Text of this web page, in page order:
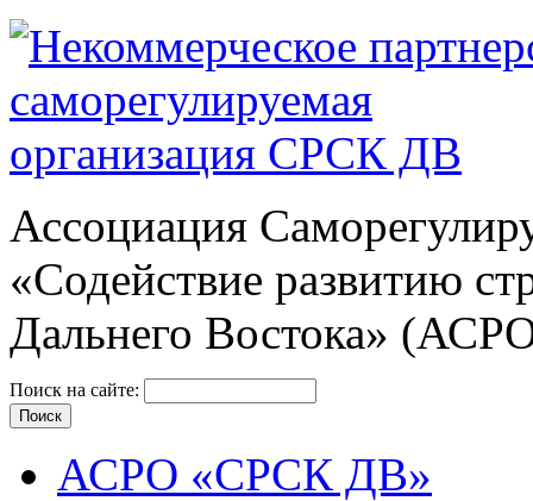
Ассоциация
«Содействие развитию
Дальнего Востока»
Поиск на сайте:
АСРО «СРСК ДВ»